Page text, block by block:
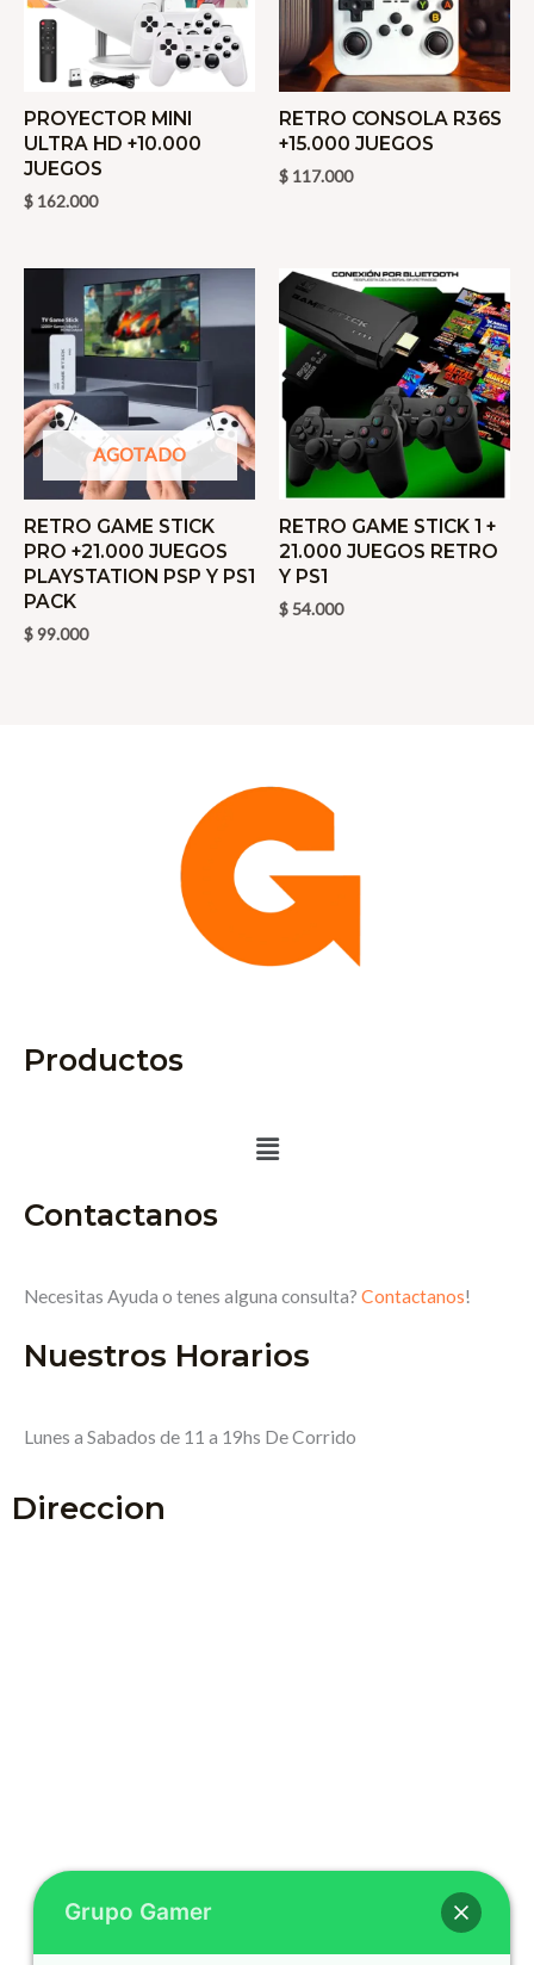
cantidad
PROYECTOR MINI
ULTRA HD +10.000
JUEGOS
$ 162.000
RETRO CONSOLA R36S
+15.000 JUEGOS
$ 117.000
AGOTADO
RETRO GAME STICK
PRO +21.000 JUEGOS
PLAYSTATION PSP Y PS1
PACK
$99.000
RETRO GAME STICK 1 +
21.000 JUEGOS RETRO
Y PS1
$54.000
Productos
Menú
Contactanos
Necesitas Ayuda o tenes alguna consulta? Contactanos!
Nuestros Horarios
Lunes a Sabados de 11 a 19hs De Corrido
Direccion
Grupo Gamer